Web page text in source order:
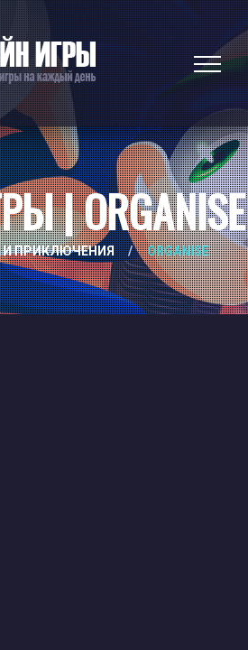
| ORGANISE
И ПРИКЛЮЧЕНИЯ / ORGANISE